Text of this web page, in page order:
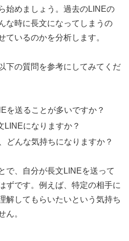
始めましょう。過去のLINEの
な時に長文になってしまうの
ているのかを分析します。
下の質問を参考にしてみてくだ
を送ることが多いですか？
LINEになりますか？
どんな気持ちになりますか？
で、自分が長文LINEを送って
ずです。例えば、特定の相手に
解してもらいたいという気持ち
ん。